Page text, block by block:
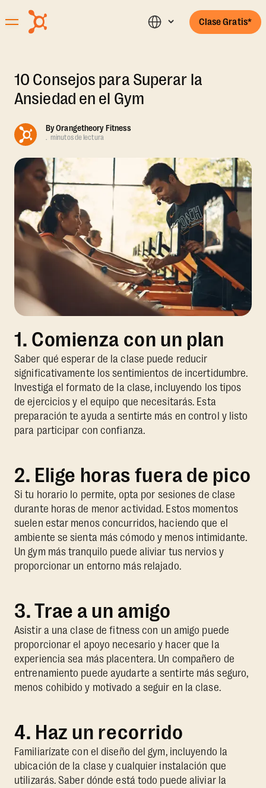
Clase Gratis*
10 Consejos para Superar la
Ansiedad en el Gym
ByOrangetheory Fitness
. minutos de lectura
1. Comienza con un plan
Saber qué esperar de la clase puede reducir
significativamente los sentimientos de incertidumbre.
Investiga el formato de la clase, incluyendo los tipos
de ejercicios y el equipo que necesitarás. Esta
preparación te ayuda a sentirte más en control y listo
para participar con confianza.
2. Elige horas fuera de pico
Si tu horario lo permite, opta por sesiones de clase
durante horas de menor actividad. Estos momentos
suelen estar menos concurridos, haciendo que el
ambiente se sienta más cómodo y menos intimidante.
Un gym más tranquilo puede aliviar tus nervios y
proporcionar un entorno más relajado.
3. Trae a un amigo
Asistir a una clase de fitness con un amigo puede
proporcionar el apoyo necesario y hacer que la
experiencia sea más placentera. Un compañero de
entrenamiento puede ayudarte a sentirte más seguro,
menos cohibido y motivado a seguir en la clase.
4. Haz un recorrido
Familiarízate con el diseño del gym, incluyendo la
ubicación de la clase y cualquier instalación que
utilizarás. Saber dónde está todo puede aliviar la